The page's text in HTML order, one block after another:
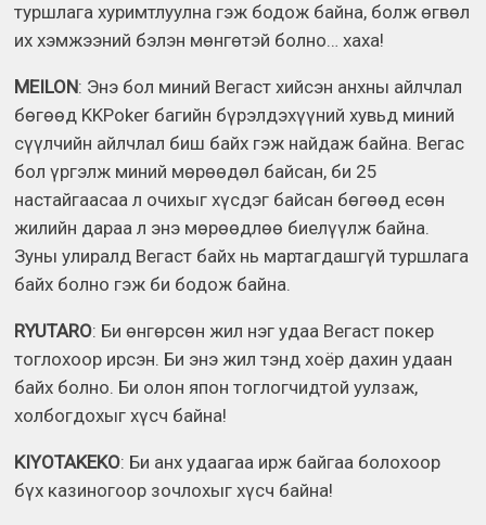
туршлага хуримтлуулна гэж бодож байна, болж өгвөл
их хэмжээний бэлэн мөнгөтэй болно… хаха!
MEILON: Энэ бол миний Вегаст хийсэн анхны айлчлал
бөгөөд KKPoker багийн бүрэлдэхүүний хувьд миний
сүүлчийн айлчлал биш байх гэж найдаж байна. Вегас
бол үргэлж миний мөрөөдөл байсан, би 25
настайгаасаа л очихыг хүсдэг байсан бөгөөд есөн
жилийн дараа л энэ мөрөөдлөө биелүүлж байна.
Зуны улиралд Вегаст байх нь мартагдашгүй туршлага
байх болно гэж би бодож байна.
RYUTARO: Би өнгөрсөн жил нэг удаа Вегаст покер
тоглохоор ирсэн. Би энэ жил тэнд хоёр дахин удаан
байх болно. Би олон япон тоглогчидтой уулзаж,
холбогдохыг хүсч байна!
KIYOTAKEKO: Би анх удаагаа ирж байгаа болохоор
бүх казиногоор зочлохыг хүсч байна!